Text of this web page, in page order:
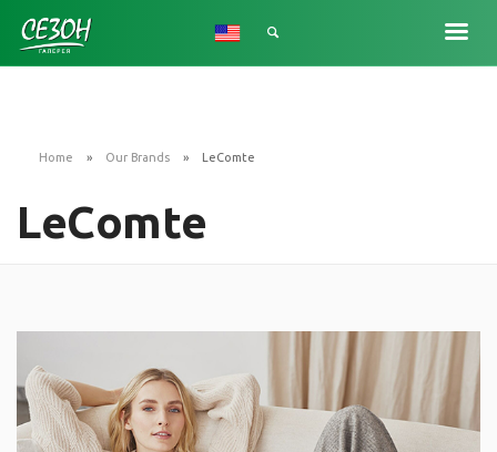
SIGN UP WITH EMAIL
About Stack
Careers
Home Our Brands LeComte
LeComte